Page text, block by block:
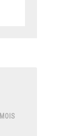
MOIS